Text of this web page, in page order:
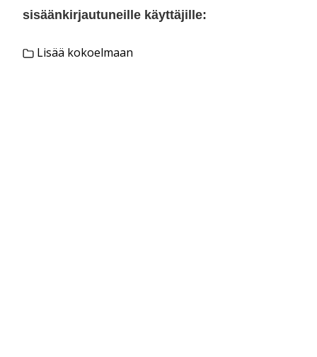
sisäänkirjautuneille käyttäjille:
Lisää kokoelmaan